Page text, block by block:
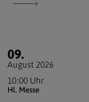
09.
August 2026
10:00 Uhr
Hl. Messe